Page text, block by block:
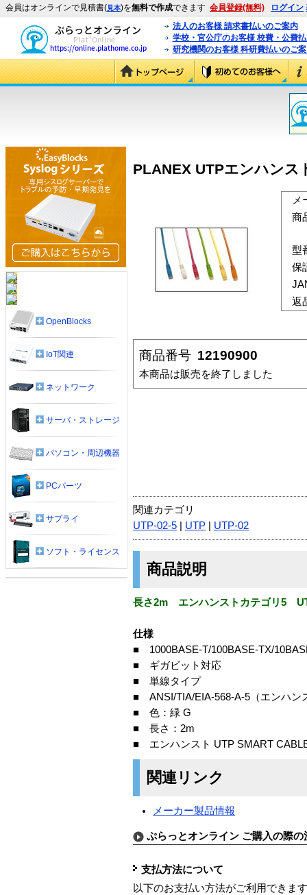
会員はオンラインで見積書(見本)を無料で作成できます 会員登録(無料) ログイン
法人のお客様 請求書払いのご案内
学校・官公庁のお客様 校費・公費
研究機関のお客様 科研費払いのご
PLANEX UTPエンハンス
メ
商
型
保
返
商品番号 12190900
本商品は販売を終了しました
関連カテゴリ
UTP-02-5
UTP UTP-02
商品説明
長さ2m エンハンストカテゴリ5
仕様
■ 1000BASE-T/100BASE-TX/
■ ギガビット対応
■ 単線タイプ
■ ANSI/TIA/EIA-568-A-5（エンハン
■ 色：緑 G
■ 長さ：2m
■ エンハンスト UTP SMART
関連リンク
メーカー製品情報
ぷらっとオンライン ご購入の際の
支払方法について
以下のお支払い方法がご利用できます
OpenBlocks
IoT関連
ネットワーク
サーバ・ストレージ
パソコン・周辺機器
PCパーツ
サプライ
ソフト・ライセンス